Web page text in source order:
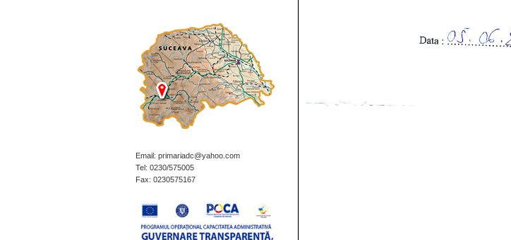
Email: primariadc@yahoo.com
Tel: 0230/575005
Fax: 0230575167